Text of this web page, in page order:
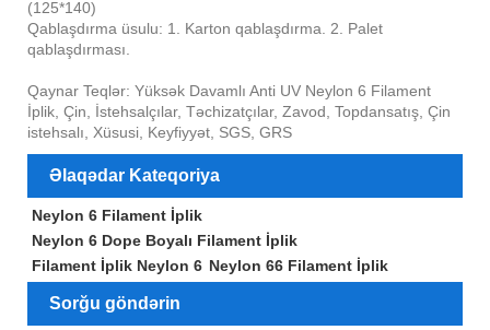
(125*140)
Qablaşdırma üsulu: 1. Karton qablaşdırma. 2. Palet
qablaşdırması.
Qaynar Teqlər: Yüksək Davamlı Anti UV Neylon 6 Filament
İplik, Çin, İstehsalçılar, Təchizatçılar, Zavod, Topdansatış, Çin
istehsalı, Xüsusi, Keyfiyyət, SGS, GRS
Əlaqədar Kateqoriya
Neylon 6 Filament İplik
Neylon 6 Dope Boyalı Filament İplik
Filament İplik Neylon 6 Neylon 66 Filament İplik
Sorğu göndərin